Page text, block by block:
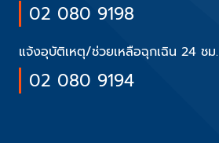
02 080 9198
แจ้งอุบัติเหตุ/ช่วยเหลือฉุกเฉิน 24 ชม.
02 080 9194